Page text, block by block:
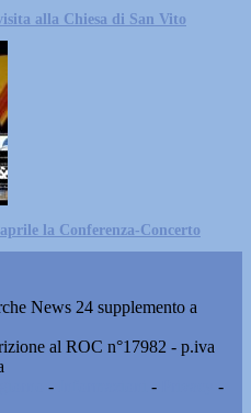
alla Chiesa di San Vito
la Conferenza-Concerto
News 24 supplemento a
al ROC n°17982 - p.iva
- -
-